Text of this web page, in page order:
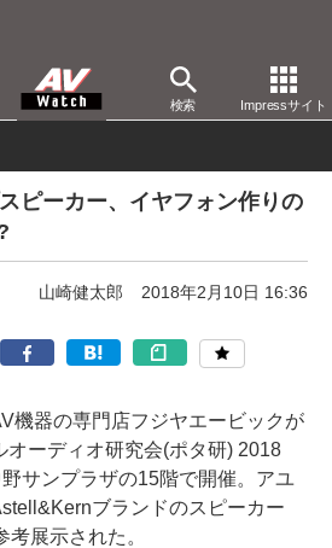
検索 Impressサイト
タ研
ピーカー、イヤフォン作りの
山崎健太郎 2018年2月10日 16:36
機器の専門店フジヤエービックが
オーディオ研究会(ポタ研) 2018
サンプラザの15階で開催。アユ
ブランドのスピーカー
考展示された。